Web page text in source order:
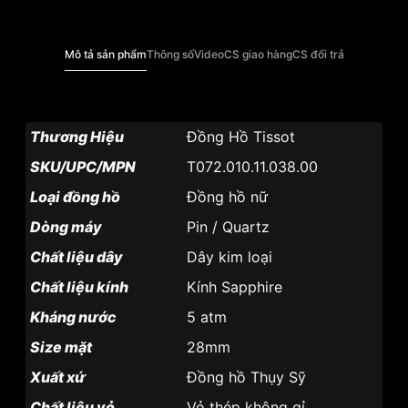
Mô tả sản phẩmThông sốVideoCS giao hàngCS đổi trả
Thương Hiệu
Đồng Hồ Tissot
SKU/UPC/MPN
T072.010.11.038.00
Loại đồng hồ
Đồng hồ nữ
Dòng máy
Pin / Quartz
Chất liệu dây
Dây kim loại
Chất liệu kính
Kính Sapphire
Kháng nước
5 atm
Size mặt
28mm
Xuất xứ
Đồng hồ Thụy Sỹ